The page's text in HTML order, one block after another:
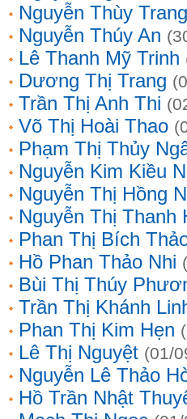
Nguyễn Thùy Trang
Nguyễn Thúy An
Lê Thanh Mỹ Trinh
Dương Thị Trang
Trần Thị Anh Thi
Võ Thị Hoài Thao
Phạm Thị Thủy
Nguyễn Kim Kiều
Nguyễn Thị Hồng
Nguyễn Thị Thanh
Phan Thị Bích
Hồ Phan Thảo Nhi
Bùi Thị Thúy
Trần Thị Khánh
Phan Thị Kim Hẹn
Lê Thị Nguyệt (01/
Nguyễn Lê Thảo
Hồ Trần Nhật